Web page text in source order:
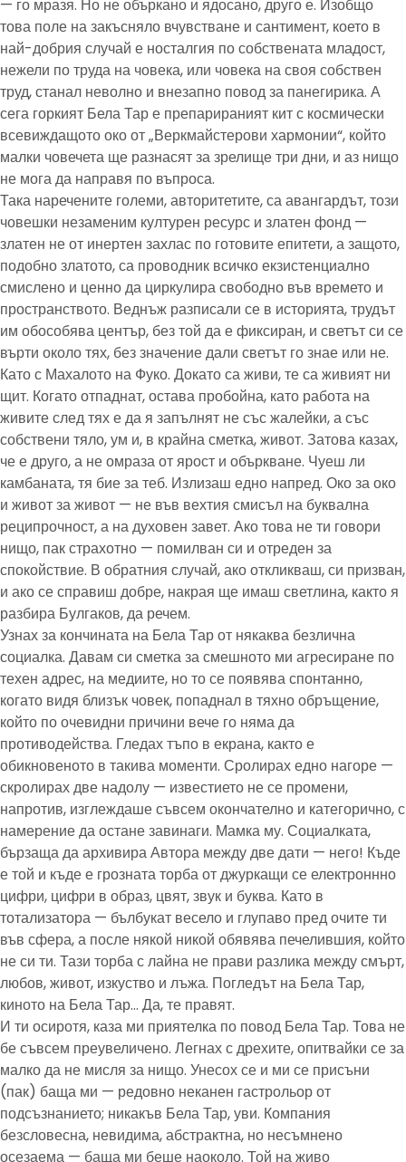
— го мразя. Но не объркано и ядосано, друго е. Изобщо
това поле на закъсняло вчувстване и сантимент, което в
най-добрия случай е носталгия по собствената младост,
нежели по труда на човека, или човека на своя собствен
труд, станал неволно и внезапно повод за панегирика. А
сега горкият Бела Тар е препарираният кит с космически
всевиждащото око от „Веркмайстерови хармонии“, който
малки човечета ще разнасят за зрелище три дни, и аз нищо
не мога да направя по въпроса.
Така наречените големи, авторитетите, са авангардът, този
човешки незаменим културен ресурс и златен фонд —
златен не от инертен захлас по готовите епитети, а защото,
подобно златото, са проводник всичко екзистенциално
смислено и ценно да циркулира свободно във времето и
пространството. Веднъж разписали се в историята, трудът
им обособява център, без той да е фиксиран, и светът си се
върти около тях, без значение дали светът го знае или не.
Като с Махалото на Фуко. Докато са живи, те са живият ни
щит. Когато отпаднат, остава пробойна, като работа на
живите след тях е да я запълнят не със жалейки, а със
собствени тяло, ум и, в крайна сметка, живот. Затова казах,
че е друго, а не омраза от ярост и объркване. Чуеш ли
камбаната, тя бие за теб. Излизаш едно напред. Око за око
и живот за живот — не във вехтия смисъл на буквална
реципрочност, а на духовен завет. Ако това не ти говори
нищо, пак страхотно — помилван си и отреден за
спокойствие. В обратния случай, ако откликваш, си призван,
и ако се справиш добре, накрая ще имаш светлина, както я
разбира Булгаков, да речем.
Узнах за кончината на Бела Тар от някаква безлична
социалка. Давам си сметка за смешното ми агресиране по
техен адрес, на медиите, но то се появява спонтанно,
когато видя близък човек, попаднал в тяхно обръщение,
който по очевидни причини вече го няма да
противодейства. Гледах тъпо в екрана, както е
обикновеното в такива моменти. Сролирах едно нагоре —
скролирах две надолу — известието не се промени,
напротив, изглеждаше съвсем окончателно и категорично, с
намерение да остане завинаги. Мамка му. Социалката,
бързаща да архивира Автора между две дати — него! Къде
е той и къде е грозната торба от джуркащи се електроннно
цифри, цифри в образ, цвят, звук и буква. Като в
тотализатора — бълбукат весело и глупаво пред очите ти
във сфера, а после някой никой обявява печелившия, който
не си ти. Тази торба с лайна не прави разлика между смърт,
любов, живот, изкуство и лъжа. Погледът на Бела Тар,
киното на Бела Тар… Да, те правят.
И ти осиротя, каза ми приятелка по повод Бела Тар. Това не
бе съвсем преувеличено. Легнах с дрехите, опитвайки се за
малко да не мисля за нищо. Унесох се и ми се присъни
(пак) баща ми — редовно неканен гастрольор от
подсъзнанието; никакъв Бела Тар, уви. Компания
безсловесна, невидима, абстрактна, но несъмнено
осезаема — баща ми беше наоколо. Той на живо